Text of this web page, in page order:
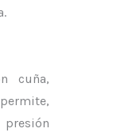
cuña,